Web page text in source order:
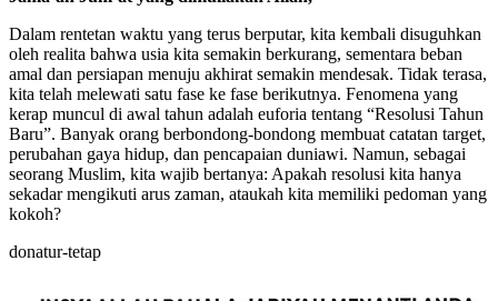
Dalam rentetan waktu yang terus berputar, kita kembali disuguhkan
oleh realita bahwa usia kita semakin berkurang, sementara beban
amal dan persiapan menuju akhirat semakin mendesak. Tidak terasa,
kita telah melewati satu fase ke fase berikutnya. Fenomena yang
kerap muncul di awal tahun adalah euforia tentang “Resolusi Tahun
Baru”. Banyak orang berbondong-bondong membuat catatan target,
perubahan gaya hidup, dan pencapaian duniawi. Namun, sebagai
seorang Muslim, kita wajib bertanya: Apakah resolusi kita hanya
sekadar mengikuti arus zaman, ataukah kita memiliki pedoman yang
kokoh?
donatur-tetap